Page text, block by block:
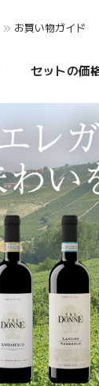
お買い物ガイド
セットの価